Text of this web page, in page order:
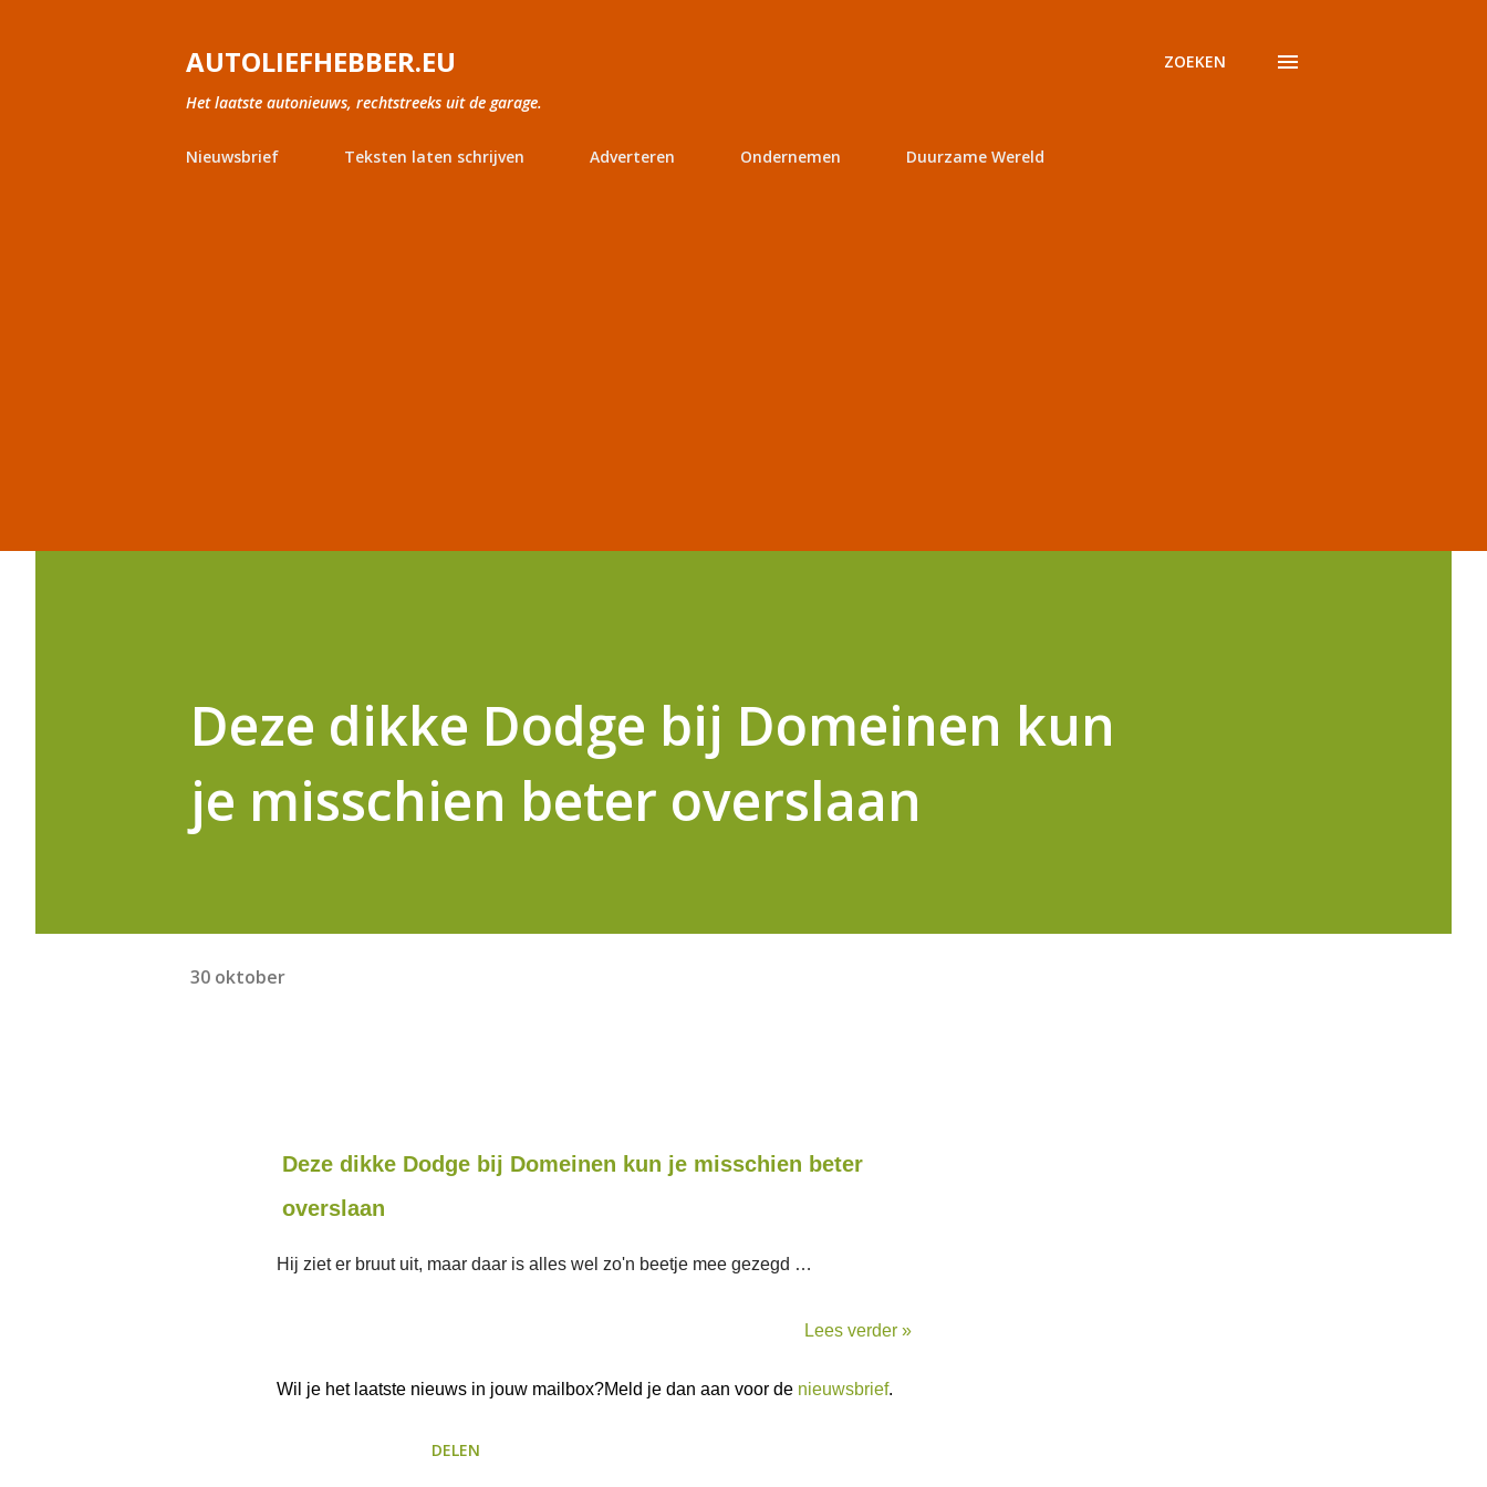
AUTOLIEFHEBBER.EU
Het laatste autonieuws, rechtstreeks uit de garage.
ZOEKEN
Nieuwsbrief Teksten laten schrijven Adverteren Ondernemen Duurzame Wereld
Deze dikke Dodge bij Domeinen kun
je misschien beter overslaan
30 oktober
Deze dikke Dodge bij Domeinen kun je misschien beter
overslaan
Hij ziet er bruut uit, maar daar is alles wel zo'n beetje mee gezegd …
Lees verder »
Wil je het laatste nieuws in jouw mailbox?Meld je dan aan voor de nieuwsbrief.
DELEN